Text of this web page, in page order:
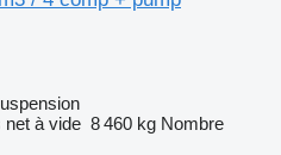
net à vide 8 460 kg Nombre